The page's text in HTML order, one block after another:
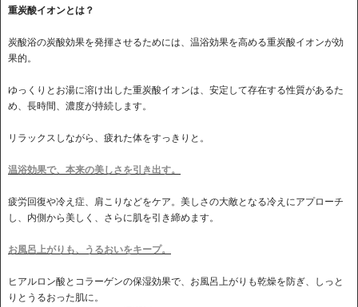
重炭酸イオンとは？
炭酸浴の炭酸効果を発揮させるためには、温浴効果を高める重炭酸イオンが効
果的。
ゆっくりとお湯に溶け出した重炭酸イオンは、安定して存在する性質があるた
め、長時間、濃度が持続します。
リラックスしながら、疲れた体をすっきりと。
温浴効果で、本来の美しさを引き出す。
疲労回復や冷え症、肩こりなどをケア。美しさの大敵となる冷えにアプローチ
し、内側から美しく、さらに肌を引き締めます。
お風呂上がりも、うるおいをキープ。
ヒアルロン酸とコラーゲンの保湿効果で、お風呂上がりも乾燥を防ぎ、しっと
りとうるおった肌に。